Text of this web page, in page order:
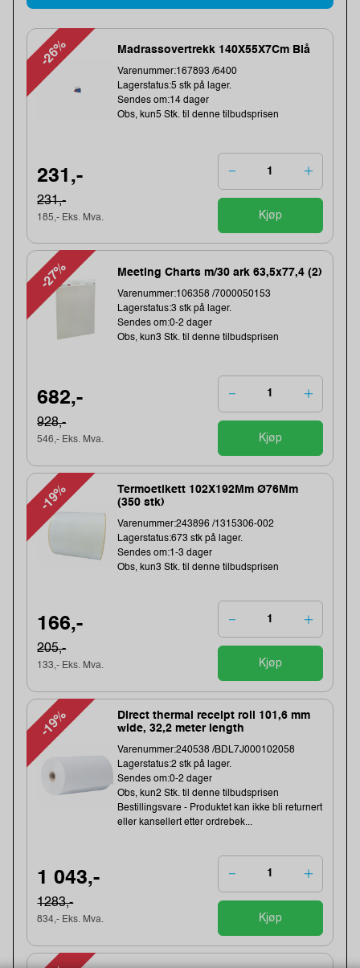
-26% Madrassovertrekk 140X55X7Cm Blå
Varenummer:167893 /6400
Lagerstatus:5 stk på lager.
Sendes om:14 dager
Obs, kun5 Stk. til denne tilbudsprisen
231,-
231,-
185,- Eks. Mva. Kjøp
-27% Meeting Charts m/30 ark 63,5x77,4 (2)
Varenummer:106358 /7000050153
Lagerstatus:3 stk på lager.
Sendes om:0-2 dager
Obs, kun3 Stk. til denne tilbudsprisen
682,-
928,-
546,- Eks. Mva. Kjøp
-19%
Termoetikett 102X192Mm Ø76Mm
(350 stk)
Varenummer:243896 /1315306-002
Lagerstatus:673 stk på lager.
Sendes om:1-3 dager
Obs, kun3 Stk. til denne tilbudsprisen
166,-
205,-
133,- Eks. Mva. Kjøp
-19%
Direct thermal receipt roll 101,6 mm
wide, 32,2 meter length
Varenummer:240538 /BDL7J000102058
Lagerstatus:2 stk på lager.
Sendes om:0-2 dager
Obs, kun2 Stk. til denne tilbudsprisen
Bestillingsvare - Produktet kan ikke bli returnert
eller kansellert etter ordrebek...
1 043,-
1283,-
834,- Eks. Mva. Kjøp